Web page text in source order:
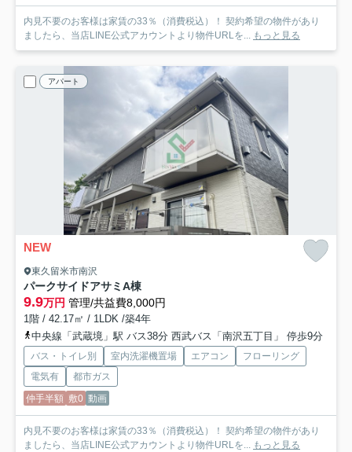
内見不要のお客様は家賃の33％（消費税込）！ 契約希望の物件があり
ましたら、当店LINE公式アカウントより物件URLを... もっと見る
アパート
NEW
東久留米市南沢
パークサイドアサミA棟
9.9万円 管理/共益費8,000円
1階 / 42.17㎡ / 1LDK /築4年
中央線「武蔵境」駅 バス38分 西武バス「南沢五丁目」 停歩9分
バス・トイレ別 室内洗濯機置場 エアコン
フローリング
電気有
都市ガス
仲手半額 敷0 動画
内見不要のお客様は家賃の33％（消費税込）！ 契約希望の物件があり
ましたら、当店LINE公式アカウントより物件URLを... もっと見る